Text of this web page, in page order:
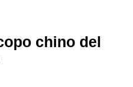
chino del